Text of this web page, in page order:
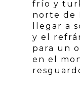
frío y
norte de
llegar a
y el
para un
en el